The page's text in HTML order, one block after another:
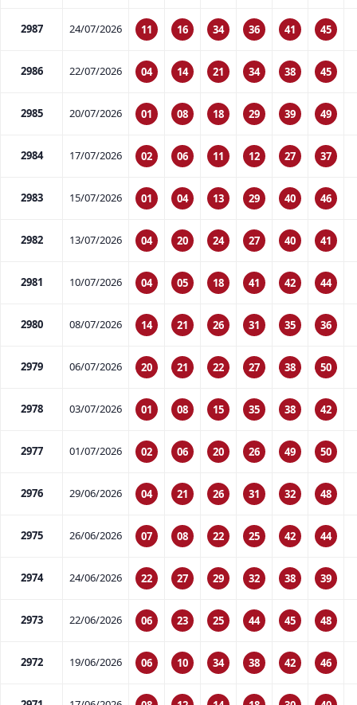
2987 24/07/2026 11 16 34 36 41 45
2986 22/07/2026 04 14 21 34 38 45
2985 20/07/2026 01 08 18 29 39 49
2984 17/07/2026 02 06 11 12 27 37
2983 15/07/2026 01 04 13 29 40 46
2982 13/07/2026 04 20 24 27 40 41
2981 10/07/2026 04 05 18 41 42 44
2980 08/07/2026 14 21 26 31 35 36
2979 06/07/2026 20 21 22 27 38 50
2978 03/07/2026 01 08 15 35 38 42
2977 01/07/2026 02 06 20 26 49 50
2976 29/06/2026 04 21 26 31 32 48
2975 26/06/2026 07 08 22 25 42 44
2974 24/06/2026 22 27 29 32 38 39
2973 22/06/2026 06 23 25 44 45 48
2972 19/06/2026 06 10 34 38 42 46